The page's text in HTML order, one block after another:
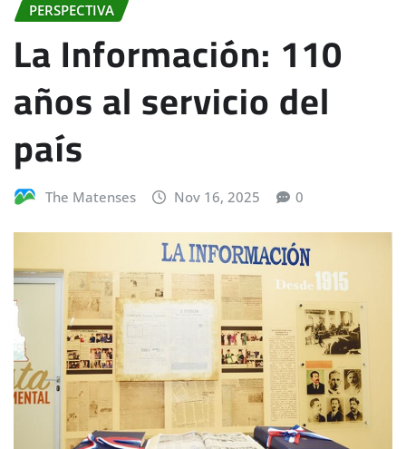
PERSPECTIVA
La Información: 110
años al servicio del
país
The Matenses Nov 16, 2025 0